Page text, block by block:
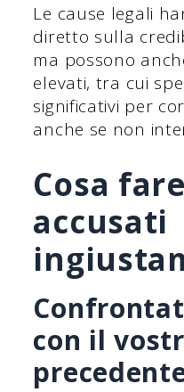
Le cause legali
diretto sulla
ma possono
elevati, tra cui
significativi per
anche se non
Cosa
accusati
con il